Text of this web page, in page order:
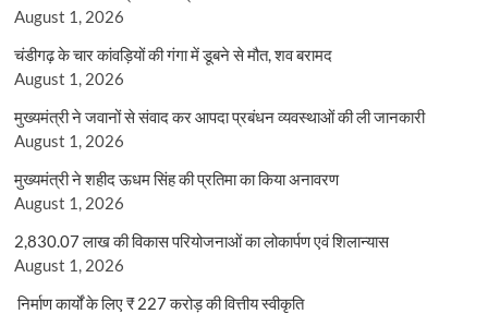
August 1, 2026
चंडीगढ़ के चार कांवड़ियों की गंगा में डूबने से मौत, शव बरामद
August 1, 2026
मुख्यमंत्री ने जवानों से संवाद कर आपदा प्रबंधन व्यवस्थाओं की ली जानकारी
August 1, 2026
मुख्यमंत्री ने शहीद ऊधम सिंह की प्रतिमा का किया अनावरण
August 1, 2026
2,830.07 लाख की विकास परियोजनाओं का लोकार्पण एवं शिलान्यास
August 1, 2026
निर्माण कार्यों के लिए ₹ 227 करोड़ की वित्तीय स्वीकृति